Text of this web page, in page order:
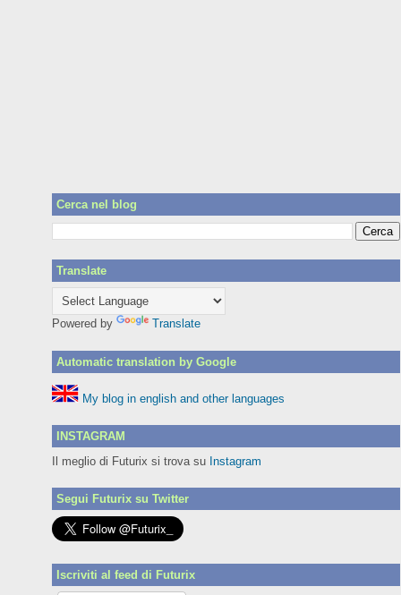
Cerca nel blog
Translate
Powered by Translate
Automatic translation by Google
My blog in english and other languages
INSTAGRAM
Il meglio di Futurix si trova su Instagram
Segui Futurix su Twitter
Iscriviti al feed di Futurix